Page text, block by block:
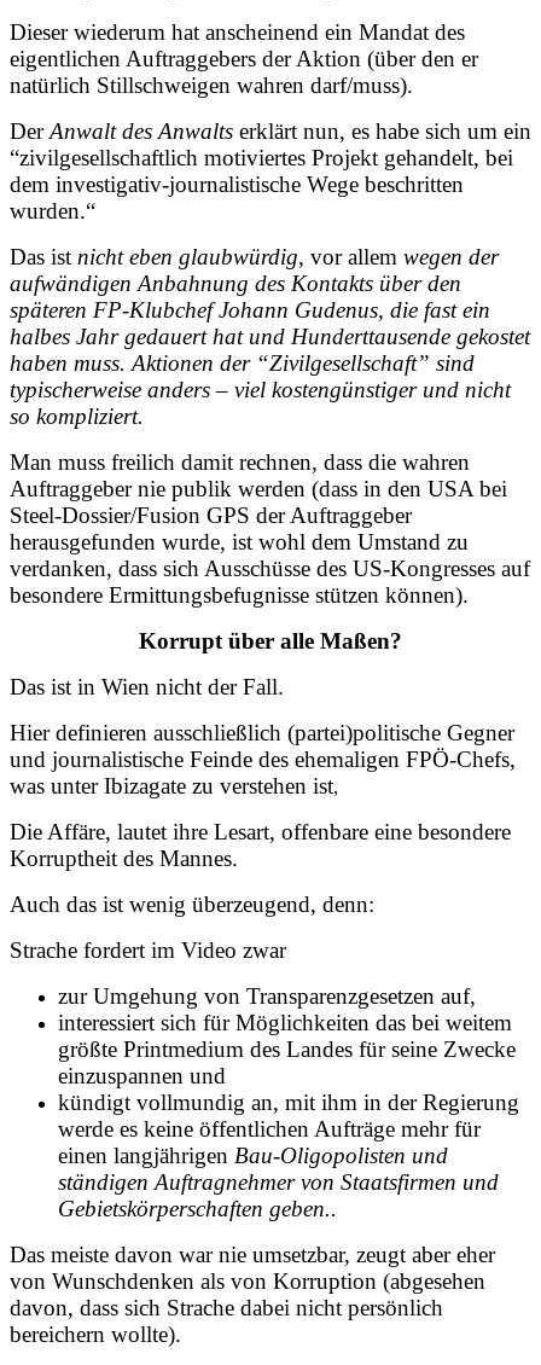
Dieser wiederum hat anscheinend ein Mandat des
eigentlichen Auftraggebers der Aktion (über den er
natürlich Stillschweigen wahren darf/muss).
DerAnwalt des Anwalts erklärt nun, es habe sich um ein
“zivilgesellschaftlich motiviertes Projekt gehandelt, bei
dem investigativ-journalistische Wege beschritten
wurden.“
Das ist nicht eben glaubwürdig, vor allem wegen der
aufwändigen Anbahnung des Kontakts über den
späteren FP-Klubchef Johann Gudenus, die fast ein
halbes Jahr gedauert hat und Hunderttausende gekostet
haben muss. Aktionen der “Zivilgesellschaft” sind
typischerweise anders – viel kostengünstiger und nicht
so kompliziert.
Man muss freilich damit rechnen, dass die wahren
Auftraggeber nie publik werden (dass in den USA bei
Steel-Dossier/Fusion GPS der Auftraggeber
herausgefunden wurde, ist wohl dem Umstand zu
verdanken, dass sich Ausschüsse des US-Kongresses auf
besondere Ermittungsbefugnisse stützen können).
Korrupt über alle Maßen?
Das ist in Wien nicht der Fall.
Hier definieren ausschließlich (partei)politische Gegner
und journalistische Feinde des ehemaligen FPÖ-Chefs,
was unter Ibizagate zu verstehen ist,
Die Affäre, lautet ihre Lesart, offenbare eine besondere
Korruptheit des Mannes.
Auch das ist wenig überzeugend, denn:
Strache fordert im Video zwar
zur Umgehung von Transparenzgesetzen auf,
interessiert sich für Möglichkeiten das bei weitem
größte Printmedium des Landes für seine Zwecke
einzuspannen und
kündigt vollmundig an, mit ihm in der Regierung
werde es keine öffentlichen Aufträge mehr für
einen langjährigen Bau-Oligopolisten und
ständigen Auftragnehmer von Staatsfirmen und
Gebietskörperschaften geben..
Das meiste davon war nie umsetzbar, zeugt aber eher
von Wunschdenken als von Korruption (abgesehen
davon, dass sich Strache dabei nicht persönlich
bereichern wollte).